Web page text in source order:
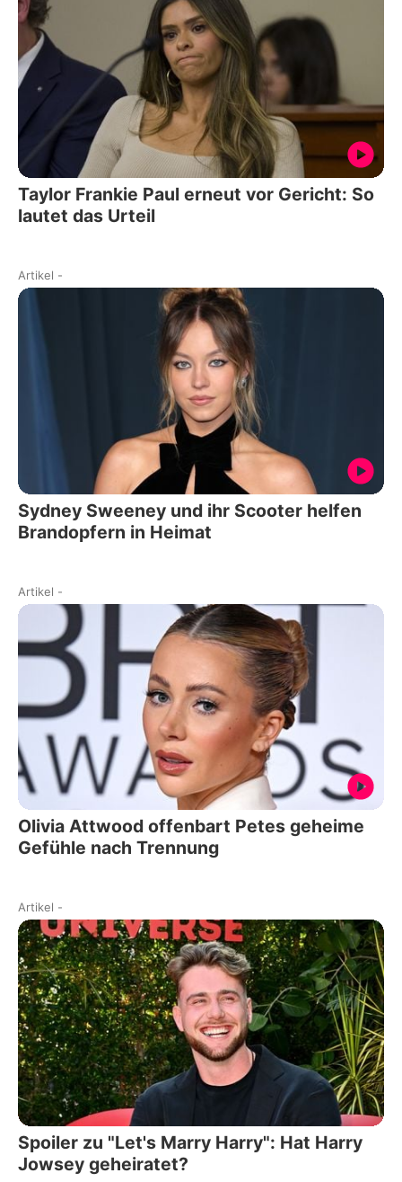
Taylor Frankie Paul erneut vor Gericht: So
lautet das Urteil
Artikel -
Sydney Sweeney und ihr Scooter helfen
Brandopfern in Heimat
Artikel -
Olivia Attwood offenbart Petes geheime
Gefühle nach Trennung
Artikel -
Spoiler zu "Let's Marry Harry": Hat Harry
Jowsey geheiratet?